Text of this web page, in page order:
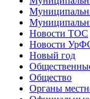
Новости ТОС
Новости
Новый год
Общество
Органы